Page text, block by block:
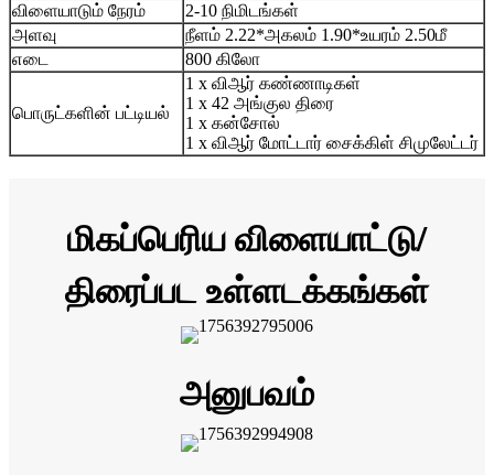
விளையாடும் நேரம்
2-10 நிமிடங்கள்
அளவு
நீளம் 2.22*அகலம் 1.90*உயரம் 2.50மீ
எடை
800 கிலோ
பொருட்களின் பட்டியல்
1 x விஆர் கண்ணாடிகள்
1 x 42 அங்குல திரை
1 x கன்சோல்
1 x விஆர் மோட்டார் சைக்கிள் சிமுலேட்டர்
மிகப்பெரிய விளையாட்டு/
திரைப்பட உள்ளடக்கங்கள்
அனுபவம்